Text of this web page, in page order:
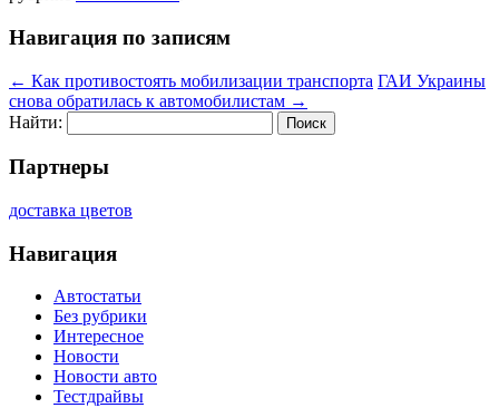
Навигация по записям
← Как противостоять мобилизации транспорта ГАИ Украины
снова обратилась к автомобилистам →
Найти:
Партнеры
доставка цветов
Навигация
Автостатьи
Без рубрики
Интересное
Новости
Новости авто
Тестдрайвы